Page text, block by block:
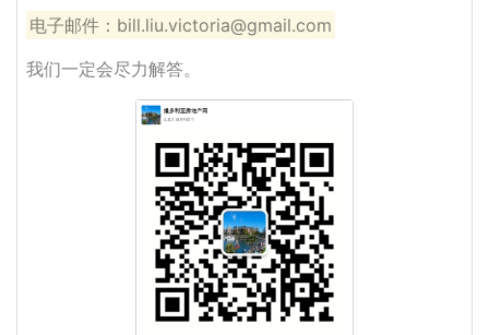
电子邮件：bill.liu.victoria@gmail.com
我们一定会尽力解答。